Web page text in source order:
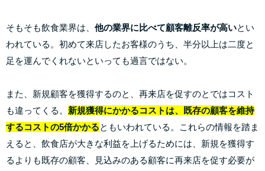
そもそも飲食業界は、 他の業界に比べて顧客離反率が高いとい
われている。初めて来店したお客様のうち、半分以上は二度と
足を運んでくれないといっても過言ではない。
また、新規顧客を獲得するのと、再来店を促すのとではコスト
も違ってくる。 新規獲得にかかるコストは、既存の顧客を維持
するコストの5倍かかるともいわれている。これらの情報を踏ま
えると、飲食店が大きな利益を上げるためには、新規を獲得す
るよりも既存の顧客、見込みのある顧客に再来店を促す必要が